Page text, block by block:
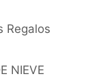
Regalos
NIEVE